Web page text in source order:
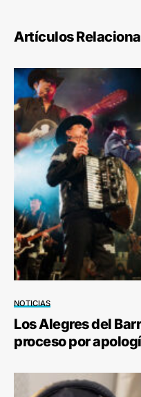
Artículos
NOTICIAS
Los Alegres del
proceso por